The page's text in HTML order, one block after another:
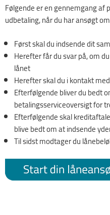
Følgende er en gennemgang af
udbetaling, når du har ansøgt om
Først skal du indsende dit
Herefter får du svar på, om
lånet
Herefter skal du i kontakt
Efterfølgende bliver du bedt
betalingsserviceoversigt for
Efterfølgende skal
blive bedt om at indsende
Til sidst modtager du